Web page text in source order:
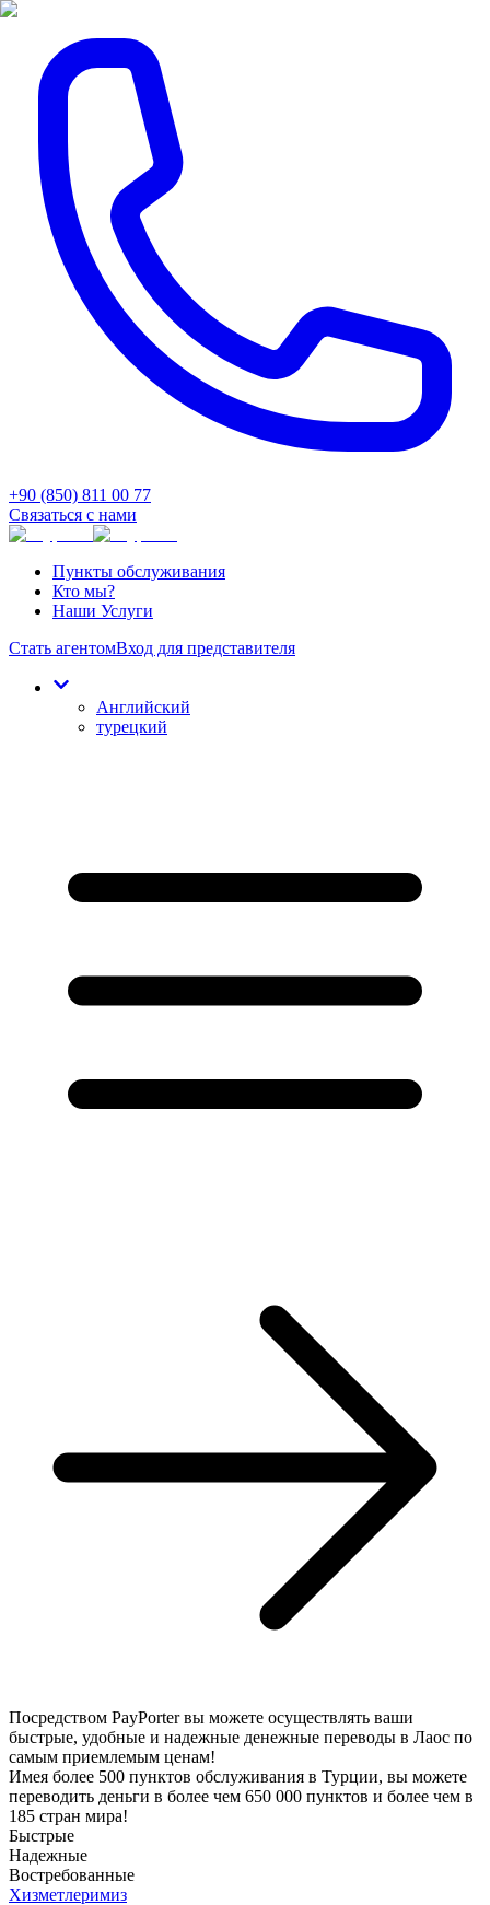
+90 (850) 811 00 77
Связаться с нами
Пункты обслуживания
Кто мы?
Наши Услуги
Стать агентомВход для представителя
Английский
турецкий
Посредством PayPorter вы можете осуществлять ваши
быстрые, удобные и надежные денежные переводы в Лаос по
самым приемлемым ценам!
Имея более 500 пунктов обслуживания в Турции, вы можете
переводить деньги в более чем 650 000 пунктов и более чем в
185 стран мира!
Быстрые
Надежные
Востребованные
Хизметлеримиз